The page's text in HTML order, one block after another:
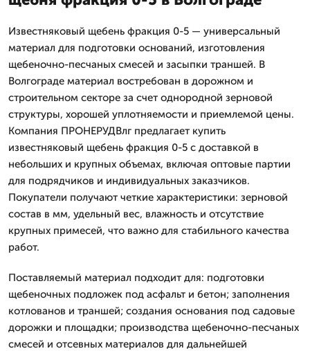
Известняковый щебень фракция 0-5 — универсальный
материал для подготовки оснований, изготовления
щебеночно-песчаных смесей и засыпки траншей. В
Волгограде материал востребован в дорожном и
строительном секторе за счет однородной зерновой
структуры, хорошей уплотняемости и приемлемой цены.
Компания ПРОНЕРУДВлг предлагает купить
известняковый щебень фракция 0-5 с доставкой в
небольших и крупных объемах, включая оптовые партии
для подрядчиков и индивидуальных заказчиков.
Покупатели получают четкие характеристики: зерновой
состав в мм, удельный вес, влажность и отсутствие
крупных примесей, что важно для стабильного качества
работ.
Поставляемый материал подходит для: подготовки
щебеночных подложек под асфальт и бетон; заполнения
котлованов и траншей; создания основания под садовые
дорожки и площадки; производства щебеночно-песчаных
смесей и отсевных материалов для дальнейшей